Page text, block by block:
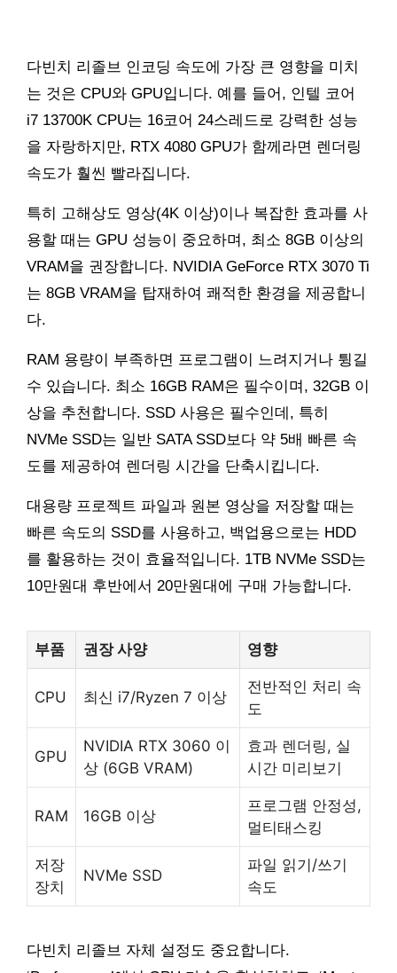
다빈치 리졸브 인코딩 속도에 가장 큰 영향을 미치
는 것은 CPU와 GPU입니다. 예를 들어, 인텔 코어
i7 13700K CPU는 16코어 24스레드로 강력한 성능
을 자랑하지만, RTX 4080 GPU가 함께라면 렌더링
속도가 훨씬 빨라집니다.
특히 고해상도 영상(4K 이상)이나 복잡한 효과를 사
용할 때는 GPU 성능이 중요하며, 최소 8GB 이상의
VRAM을 권장합니다. NVIDIA GeForce RTX 3070 Ti
는 8GB VRAM을 탑재하여 쾌적한 환경을 제공합니
다.
RAM 용량이 부족하면 프로그램이 느려지거나 튕길
수 있습니다. 최소 16GB RAM은 필수이며, 32GB 이
상을 추천합니다. SSD 사용은 필수인데, 특히
NVMe SSD는 일반 SATA SSD보다 약 5배 빠른 속
도를 제공하여 렌더링 시간을 단축시킵니다.
대용량 프로젝트 파일과 원본 영상을 저장할 때는
빠른 속도의 SSD를 사용하고, 백업용으로는 HDD
를 활용하는 것이 효율적입니다. 1TB NVMe SSD는
10만원대 후반에서 20만원대에 구매 가능합니다.
부품 권장 사양 영향
CPU 최신 i7/Ryzen 7 이상
전반적인 처리 속
도
GPU
NVIDIA RTX 3060 이
상 (6GB VRAM)
효과 렌더링, 실
시간 미리보기
RAM 16GB 이상
프로그램 안정성,
멀티태스킹
저장
장치
NVMe SSD
파일 읽기/쓰기
속도
다빈치 리졸브 자체 설정도 중요합니다.